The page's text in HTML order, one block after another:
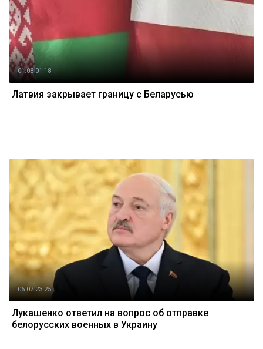
01.08 01:18
Латвия закрывает границу с Беларусью
06.07 23:25
Лукашенко ответил на вопрос об отправке
белорусских военных в Украину